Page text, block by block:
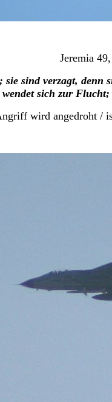
Jeremia
sind verzagt,
sich zur
wird angedroht /